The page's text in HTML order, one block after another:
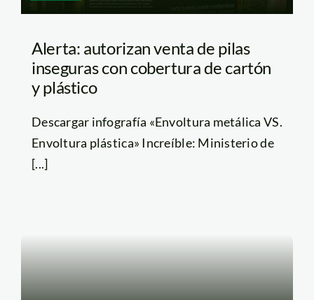
Alerta: autorizan venta de pilas
inseguras con cobertura de cartón
y plástico
Descargar infografía «Envoltura metálica VS.
Envoltura plástica» Increíble: Ministerio de
[...]